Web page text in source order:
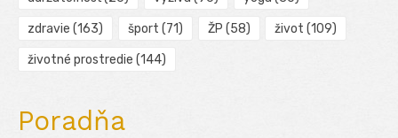
zdravie (163) šport (71) ŽP (58) život (109)
životné prostredie (144)
Poradňa